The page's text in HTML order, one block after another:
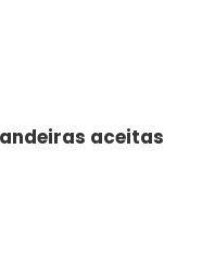
aceitas